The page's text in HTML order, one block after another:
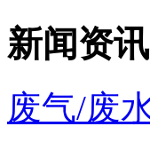
新闻资讯
废气/废